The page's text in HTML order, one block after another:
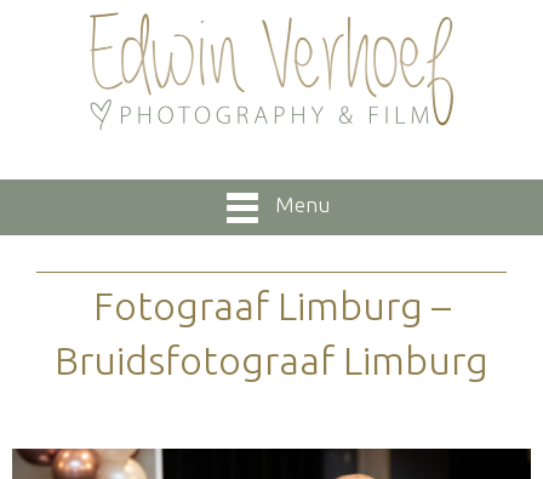
Menu
Fotograaf Limburg –
Bruidsfotograaf Limburg